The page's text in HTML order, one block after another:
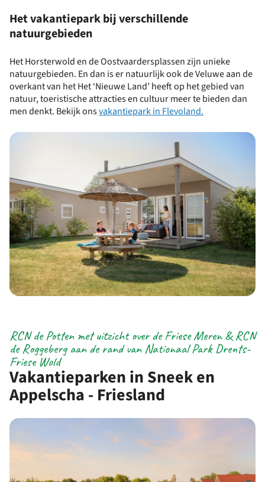
Het vakantiepark bij verschillende
natuurgebieden
Het Horsterwold en de Oostvaardersplassen zijn unieke
natuurgebieden. En dan is er natuurlijk ook de Veluwe aan de
overkant van het Het ‘Nieuwe Land’ heeft op het gebied van
natuur, toeristische attracties en cultuur meer te bieden dan
men denkt. Bekijk onsvakantiepark in Flevoland.
Vakantieparken in Sneek en
Appelscha - Friesland
RCN de Potten met uitzicht over de Friese Meren & RCN
de Roggeberg aan de rand van Nationaal Park Drents-
Friese Wold